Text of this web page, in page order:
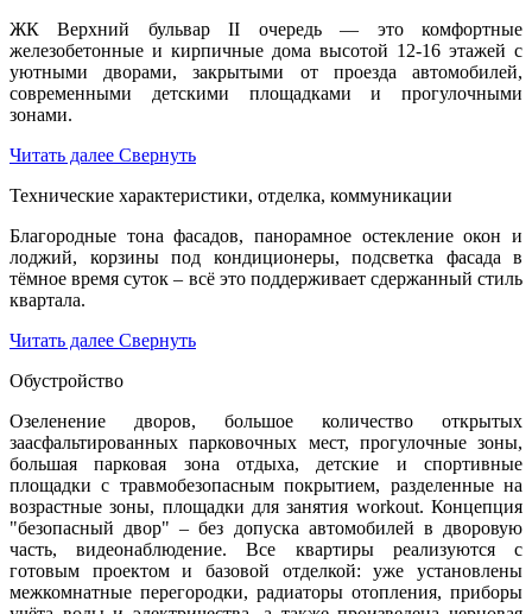
ЖК Верхний бульвар II очередь — это комфортные
железобетонные и кирпичные дома высотой 12-16 этажей с
уютными дворами, закрытыми от проезда автомобилей,
современными детскими площадками и прогулочными
зонами.
Читать далее Свернуть
Технические характеристики, отделка, коммуникации
Благородные тона фасадов, панорамное остекление окон и
лоджий, корзины под кондиционеры, подсветка фасада в
тёмное время суток – всё это поддерживает сдержанный стиль
квартала.
Читать далее Свернуть
Обустройство
Озеленение дворов, большое количество открытых
заасфальтированных парковочных мест, прогулочные зоны,
большая парковая зона отдыха, детские и спортивные
площадки с травмобезопасным покрытием, разделенные на
возрастные зоны, площадки для занятия workout. Концепция
"безопасный двор" – без допуска автомобилей в дворовую
часть, видеонаблюдение. Все квартиры реализуются с
готовым проектом и базовой отделкой: уже установлены
межкомнатные перегородки, радиаторы отопления, приборы